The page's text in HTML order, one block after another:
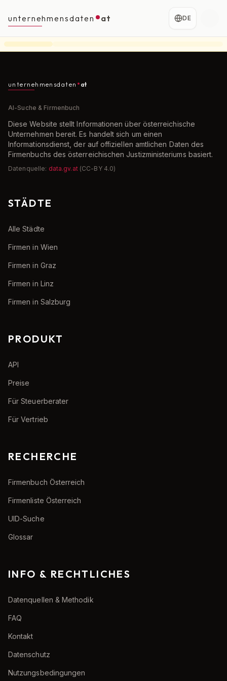
unternehmensdaten at DE
unternehmensdaten at
AI-Suche & Firmenbuch
Diese Website stellt Informationen über österreichische
Unternehmen bereit. Es handelt sich um einen
Informationsdienst, der auf offiziellen amtlichen Daten des
Firmenbuchs des österreichischen Justizministeriums basiert.
Datenquelle: data.gv.at (CC-BY 4.0)
STÄDTE
Alle Städte
Firmen in Wien
Firmen in Graz
Firmen in Linz
Firmen in Salzburg
PRODUKT
API
Preise
Für Steuerberater
Für Vertrieb
RECHERCHE
Firmenbuch Österreich
Firmenliste Österreich
UID-Suche
Glossar
INFO & RECHTLICHES
Datenquellen & Methodik
FAQ
Kontakt
Datenschutz
Nutzungsbedingungen